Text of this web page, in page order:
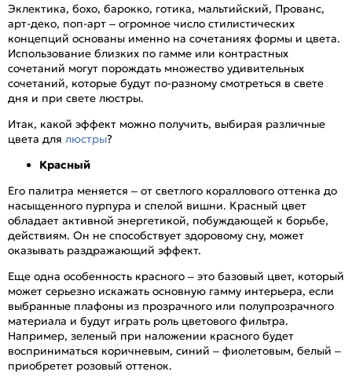
Эклектика, бохо, барокко, готика, мальтийский, Прованс,
арт-деко, поп-арт – огромное число стилистических
концепций основаны именно на сочетаниях формы и цвета.
Использование близких по гамме или контрастных
сочетаний могут порождать множество удивительных
сочетаний, которые будут по-разному смотреться в свете
дня и при свете люстры.
Итак, какой эффект можно получить, выбирая различные
цвета для люстры?
Красный
Его палитра меняется – от светлого кораллового оттенка до
насыщенного пурпура и спелой вишни. Красный цвет
обладает активной энергетикой, побуждающей к борьбе,
действиям. Он не способствует здоровому сну, может
оказывать раздражающий эффект.
Еще одна особенность красного – это базовый цвет, который
может серьезно искажать основную гамму интерьера, если
выбранные плафоны из прозрачного или полупрозрачного
материала и будут играть роль цветового фильтра.
Например, зеленый при наложении красного будет
восприниматься коричневым, синий – фиолетовым, белый –
приобретет розовый оттенок.